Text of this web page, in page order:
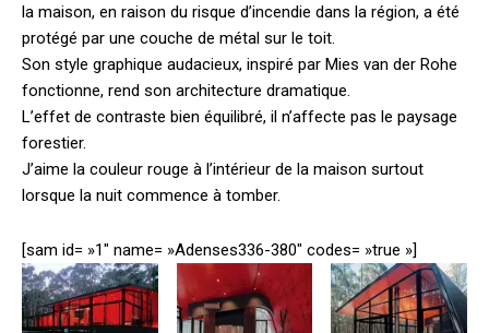
la maison, en raison du risque d’incendie dans la région, a été
protégé par une couche de métal sur le toit.
Son style graphique audacieux, inspiré par Mies van der Rohe
fonctionne, rend son architecture dramatique.
L’effet de contraste bien équilibré, il n’affecte pas le paysage
forestier.
J’aime la couleur rouge à l’intérieur de la maison surtout
lorsque la nuit commence à tomber.
[sam id= »1″ name= »Adenses336-380″ codes= »true »]